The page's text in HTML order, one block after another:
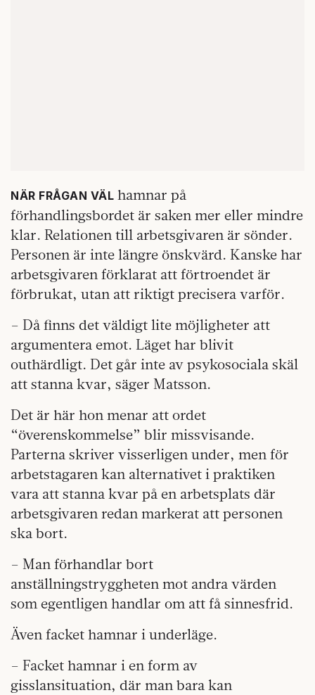
NÄR FRÅGAN VÄL hamnar på
förhandlingsbordet är saken mer eller mindre
klar. Relationen till arbetsgivaren är sönder.
Personen är inte längre önskvärd. Kanske har
arbetsgivaren förklarat att förtroendet är
förbrukat, utan att riktigt precisera varför.
– Då finns det väldigt lite möjligheter att
argumentera emot. Läget har blivit
outhärdligt. Det går inte av psykosociala skäl
att stanna kvar, säger Matsson.
Det är här hon menar att ordet
“överenskommelse” blir missvisande.
Parterna skriver visserligen under, men för
arbetstagaren kan alternativet i praktiken
vara att stanna kvar på en arbetsplats där
arbetsgivaren redan markerat att personen
ska bort.
– Man förhandlar bort
anställningstryggheten mot andra värden
som egentligen handlar om att få sinnesfrid.
Även facket hamnar i underläge.
– Facket hamnar i en form av
gisslansituation, där man bara kan